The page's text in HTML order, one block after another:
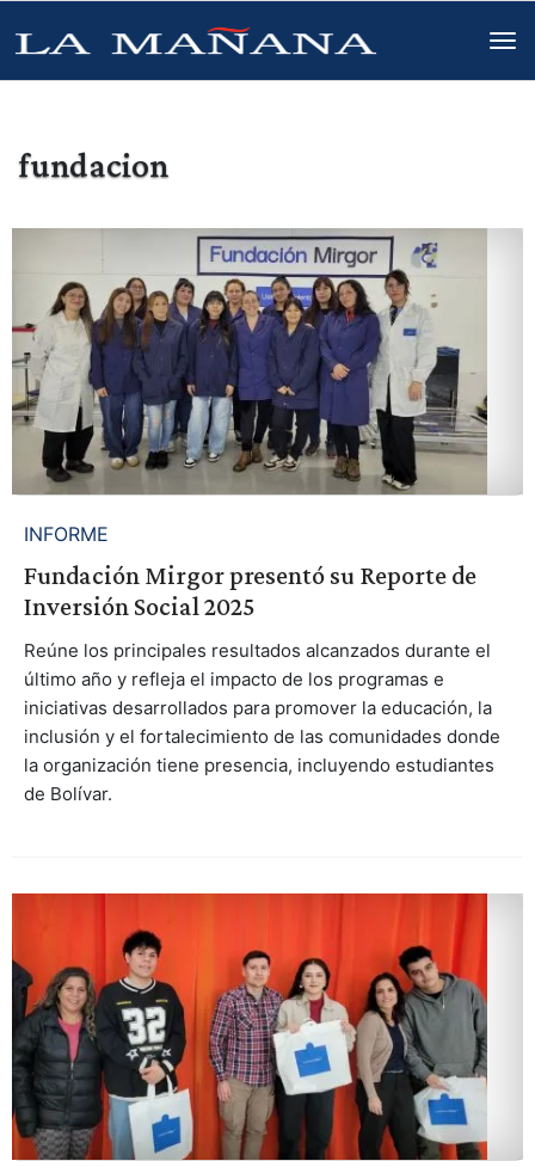
fundacion
INFORME
Fundación Mirgor presentó su Reporte de
Inversión Social 2025
Reúne los principales resultados alcanzados durante el
último año y refleja el impacto de los programas e
iniciativas desarrollados para promover la educación, la
inclusión y el fortalecimiento de las comunidades donde
la organización tiene presencia, incluyendo estudiantes
de Bolívar.